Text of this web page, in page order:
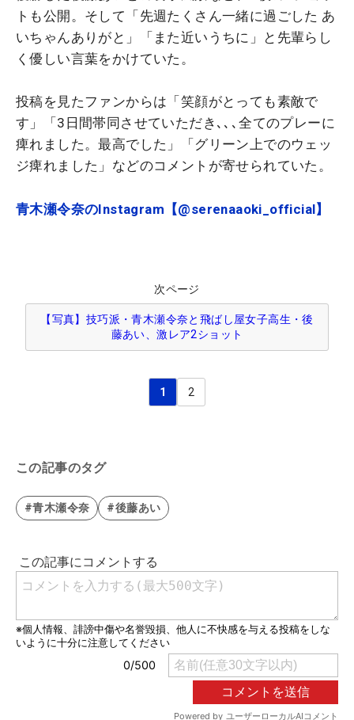
トも公開。そして「先週たくさん一緒に過ごした あ
いちゃんありがと」「また近いうちに」と先輩らし
く優しい言葉をかけていた。
投稿を見たファンからは「笑顔がとっても素敵で
す」「3日間帯同させていただき､､､全てのプレーに
痺れました。最高でした」「グリーン上でのウェッ
ジ痺れました」などのコメントが寄せられていた。
青木瀬令奈のInstagram【@serenaaoki_official】
次ページ
【写真】技巧派・青木瀬令奈と飛ばし屋女子高生・後
藤あい、激レア2ショット
1 2
この記事のタグ
#青木瀬令奈 #後藤あい